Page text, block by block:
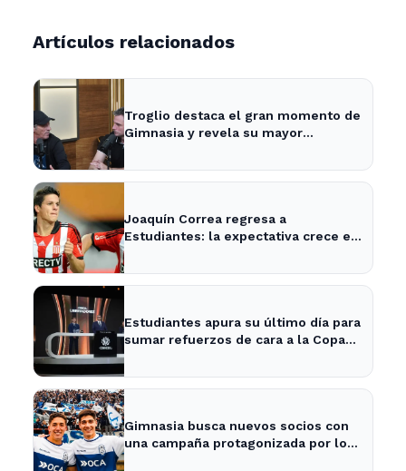
Artículos relacionados
Troglio destaca el gran momento de
Gimnasia y revela su mayor
Joaquín Correa regresa a
Estudiantes: la expectativa crece en
Estudiantes apura su último día para
sumar refuerzos de cara a la Copa
Gimnasia busca nuevos socios con
una campaña protagonizada por los